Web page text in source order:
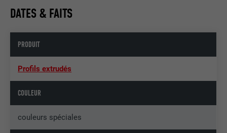
DATES & FAITS
PRODUIT
Profils extrudés
COULEUR
couleurs spéciales